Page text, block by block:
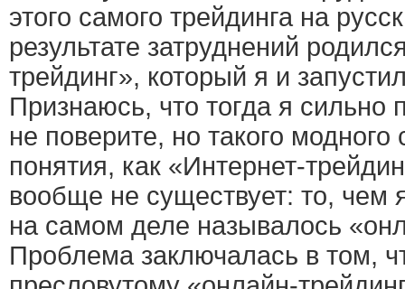
этого самого трейдинга на
результате затруднений
трейдинг», который я и
Признаюсь, что тогда я сильно
не поверите, но такого модного
понятия, как «Интернет-
вообще не существует: то, чем
на самом деле называлось
Проблема заключалась в том,